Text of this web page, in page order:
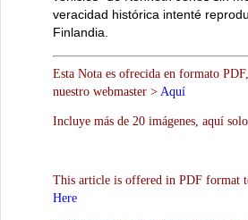
veracidad histórica intenté
Finlandia.
Esta Nota es ofrecida en formato
nuestro webmaster > Aquí
Incluye más de 20 imágenes, aquí
This article is offered in PDF format
Here